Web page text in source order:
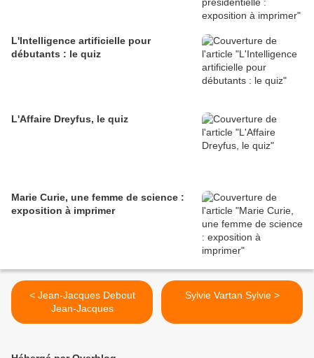
L'Intelligence artificielle pour
débutants : le quiz
L'Affaire Dreyfus, le quiz
Marie Curie, une femme de science :
exposition à imprimer
< Jean-Jacques Debout
Jean-Jacques
Sylvie Vartan Sylvie >